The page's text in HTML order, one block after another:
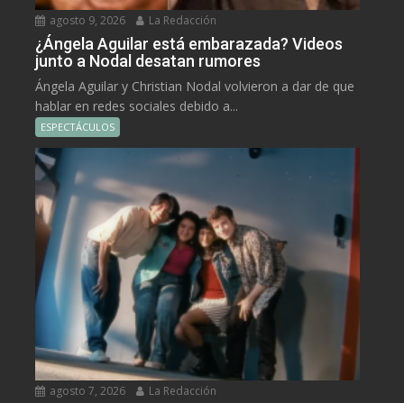
agosto 9, 2026 La Redacción
¿Ángela Aguilar está embarazada? Videos
junto a Nodal desatan rumores
Ángela Aguilar y Christian Nodal volvieron a dar de que
hablar en redes sociales debido a...
ESPECTÁCULOS
agosto 7, 2026 La Redacción